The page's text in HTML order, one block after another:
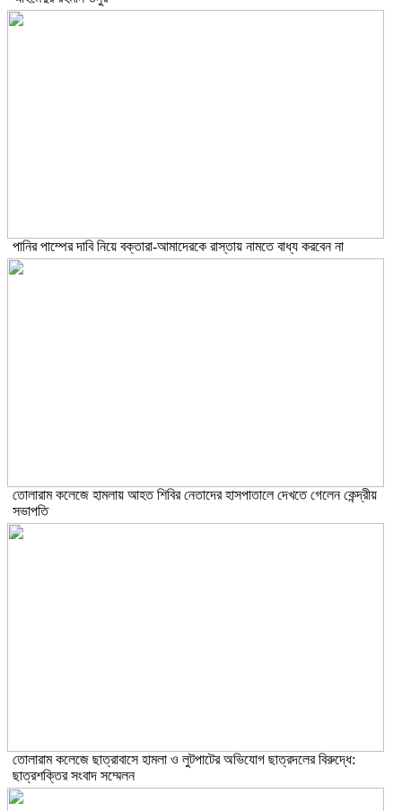
পানির পাম্পের দাবি নিয়ে বক্তারা-আমাদেরকে রাস্তায় নামতে বাধ্য করবেন না
তোলারাম কলেজে হামলায় আহত শিবির নেতাদের হাসপাতালে দেখতে গেলেন কেন্দ্রীয়
সভাপতি
তোলারাম কলেজে ছাত্রাবাসে হামলা ও লুটপাটের অভিযোগ ছাত্রদলের বিরুদ্ধে:
ছাত্রশক্তির সংবাদ সম্মেলন